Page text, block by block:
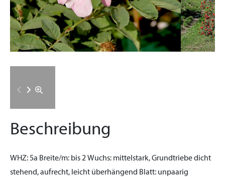
Beschreibung
WHZ:5a Breite/m: bis 2Wuchs: mittelstark, Grundtriebe dicht
stehend, aufrecht, leicht überhängend Blatt: unpaarig